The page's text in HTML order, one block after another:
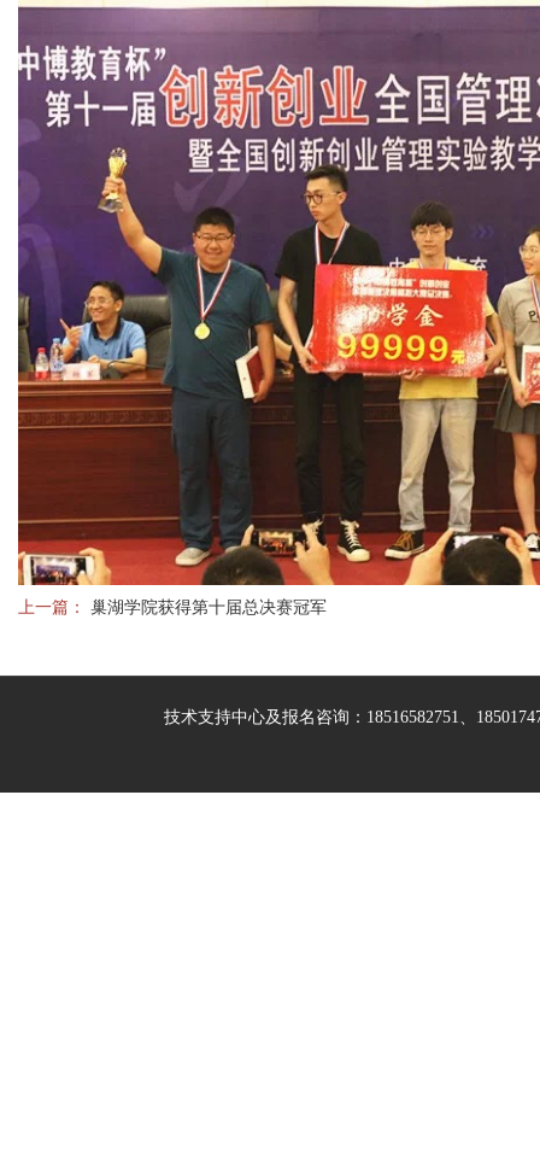
上一篇： 巢湖学院获得第十届总决赛冠军
技术支持中心及报名咨询：18516582751、